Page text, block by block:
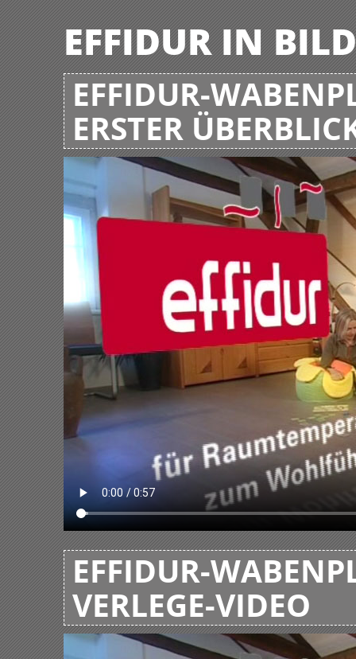
EFFIDUR IN
EFFIDUR-
ERSTER
EFFIDUR-
VERLEGE-VIDEO